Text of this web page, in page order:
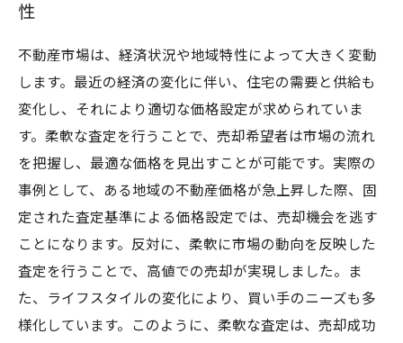
性
不動産市場は、経済状況や地域特性によって大きく変動
します。最近の経済の変化に伴い、住宅の需要と供給も
変化し、それにより適切な価格設定が求められていま
す。柔軟な査定を行うことで、売却希望者は市場の流れ
を把握し、最適な価格を見出すことが可能です。実際の
事例として、ある地域の不動産価格が急上昇した際、固
定された査定基準による価格設定では、売却機会を逃す
ことになります。反対に、柔軟に市場の動向を反映した
査定を行うことで、高値での売却が実現しました。ま
た、ライフスタイルの変化により、買い手のニーズも多
様化しています。このように、柔軟な査定は、売却成功